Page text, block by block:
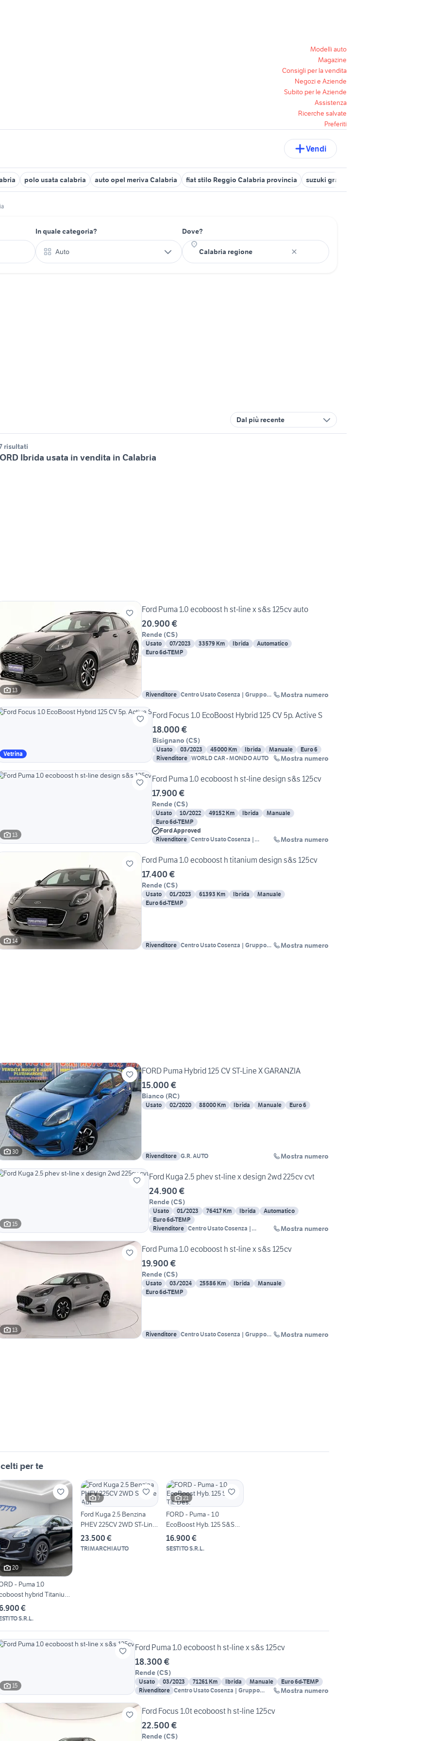
Modelli auto
Magazine
Consigli per la vendita
Negozi e Aziende
Subito per le Aziende
Assistenza
Ricerche salvate
Preferiti
Vendi
polo usata calabria auto opel meriva Calabria fiat stilo Reggio Calabria provincia suzuki grand vitara diesel Calabria
In quale categoria?
Auto
Dove?
Dal più recente
risultati
Ibrida usata in vendita in Calabria
13
Ford Puma 1.0 ecoboost h st-line x s&s 125cv auto
20.900 €
Rende (CS)
Usato 07/2023 33579 Km Ibrida
Automatico
Euro 6d-TEMP
Rivenditore Centro Usato Cosenza | Gruppo
Mostra numero
Vetrina
Ford Focus 1.0 EcoBoost Hybrid 125 CV 5p. Active S
18.000 €
Bisignano (CS)
Usato 03/2023 45000 Km Ibrida Manuale
Euro 6
Rivenditore WORLD CAR - MONDO AUTO Mostra numero
13
Ford Puma 1.0 ecoboost h st-line design s&s 125cv
17.900 €
Rende (CS)
Usato 10/2022 49152 Km Ibrida
Manuale
Euro 6d-TEMP
Ford Approved
Rivenditore Centro Usato Cosenza |
Mostra numero
14
Ford Puma 1.0 ecoboost h titanium design s&s 125cv
17.400 €
Rende (CS)
Usato 01/2023 61393 Km Ibrida
Manuale
Euro 6d-TEMP
Rivenditore Centro Usato Cosenza | Gruppo
Mostra numero
30
FORD Puma Hybrid 125 CV ST-Line X GARANZIA
15.000 €
Bianco (RC)
Usato 02/2020 88000 Km Ibrida Manuale Euro 6
Rivenditore G.R. AUTO Mostra numero
15
Ford Kuga 2.5 phev st-line x design 2wd 225cv cvt
24.900 €
Rende (CS)
Usato 01/2023 76417 Km Ibrida
Automatico
Euro 6d-TEMP
Rivenditore Centro Usato Cosenza |
Mostra numero
13
Ford Puma 1.0 ecoboost h st-line x s&s 125cv
19.900 €
Rende (CS)
Usato 03/2024 25586 Km Ibrida
Manuale
Euro 6d-TEMP
Rivenditore Centro Usato Cosenza | Gruppo
Mostra numero
per te
20
- Puma 1.0
hybrid Titanium
€
S.R.L.
7
Ford Kuga 2.5 Benzina
PHEV 225CV 2WD ST-Line
Aut
23.500 €
TRIMARCHIAUTO
21
FORD - Puma - 1.0
EcoBoost Hyb. 125 S&S
Tit. Des.
16.900 €
SESTITO S.R.L.
15
Ford Puma 1.0 ecoboost h st-line x s&s 125cv
18.300 €
Rende (CS)
Usato 03/2023 71261 Km Ibrida Manuale
Euro 6d-TEMP
Rivenditore Centro Usato Cosenza | Gruppo
Mostra numero
Ford Focus 1.0t ecoboost h st-line 125cv
22.500 €
Rende (CS)